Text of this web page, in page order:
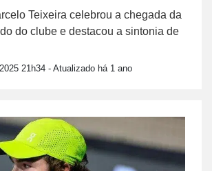
Teixeira celebrou a chegada da
do clube e destacou a sintonia de
21h34 - Atualizado há 1 ano